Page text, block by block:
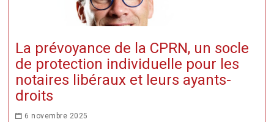
La prévoyance de la CPRN, un socle
de protection individuelle pour les
notaires libéraux et leurs ayants-
droits
6 novembre 2025